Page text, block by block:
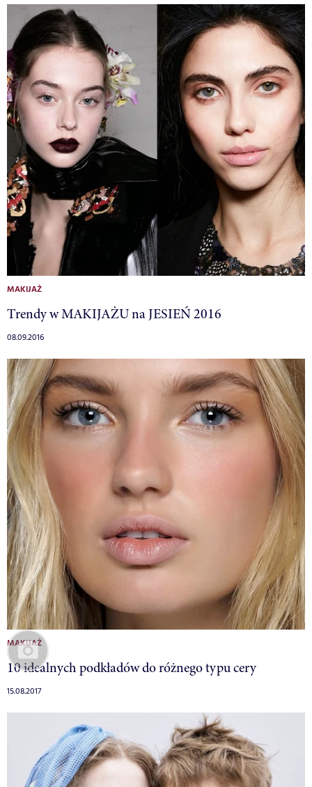
MAKIJAŻ
Trendy w MAKIJAŻU na JESIEŃ 2016
08.09.2016
MAKIJAŻ
10 idealnych podkładów do różnego typu cery
15.08.2017